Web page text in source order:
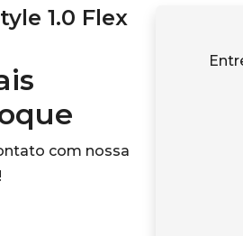
1.0 Flex
com nossa